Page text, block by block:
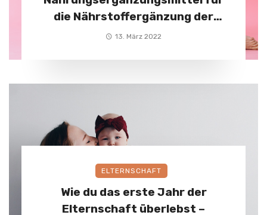
die Nährstoffergänzung der
stillenden Mutter
13. März 2022
ELTERNSCHAFT
Wie du das erste Jahr der
Elternschaft überlebst –